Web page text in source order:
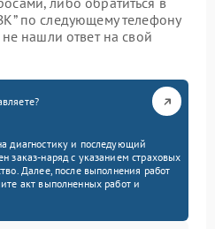
по следующему телефону
нашли ответ на свой
диагностику и последующий
заказ-наряд с указанием страховых
Далее, после выполнения работ
акт выполненных работ и